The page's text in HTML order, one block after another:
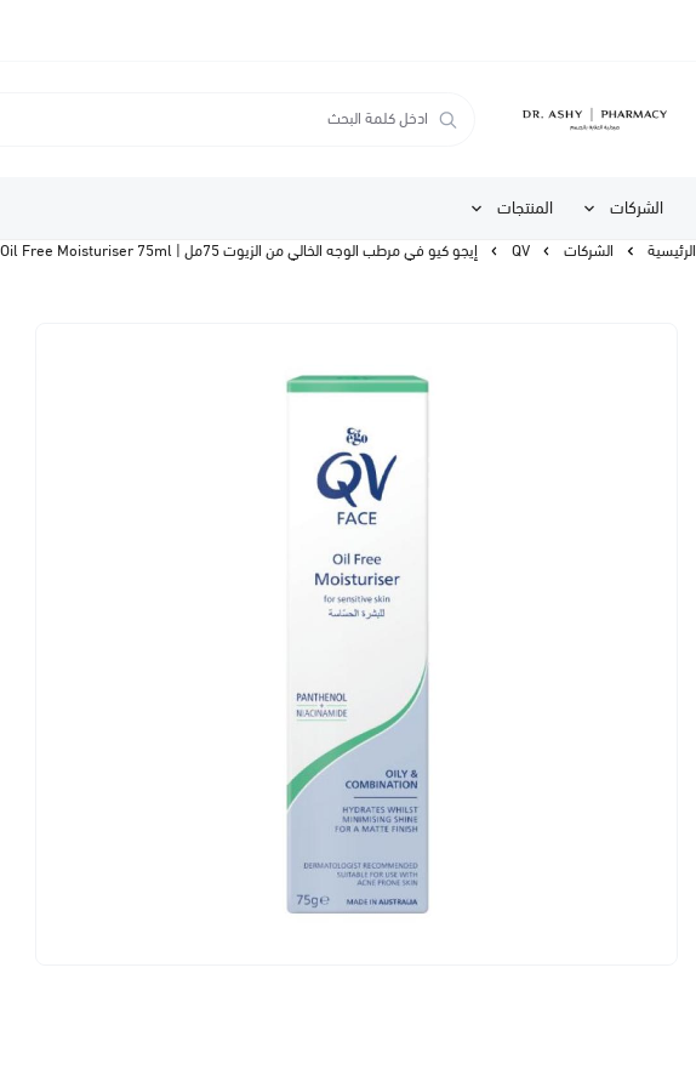
الشركات المنتجات
الرئيسية الشركات QV إيجو كيو في مرطب الوجه الخالي من الزيوت 75مل | Ego Qv Face Oil Free Moisturiser 75ml